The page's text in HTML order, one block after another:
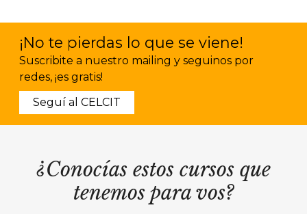
¡No te pierdas lo que se viene!
Suscribite a nuestro mailing y seguinos por
redes, ¡es gratis!
Seguí al CELCIT
¿Conocías estos cursos que
tenemos para vos?